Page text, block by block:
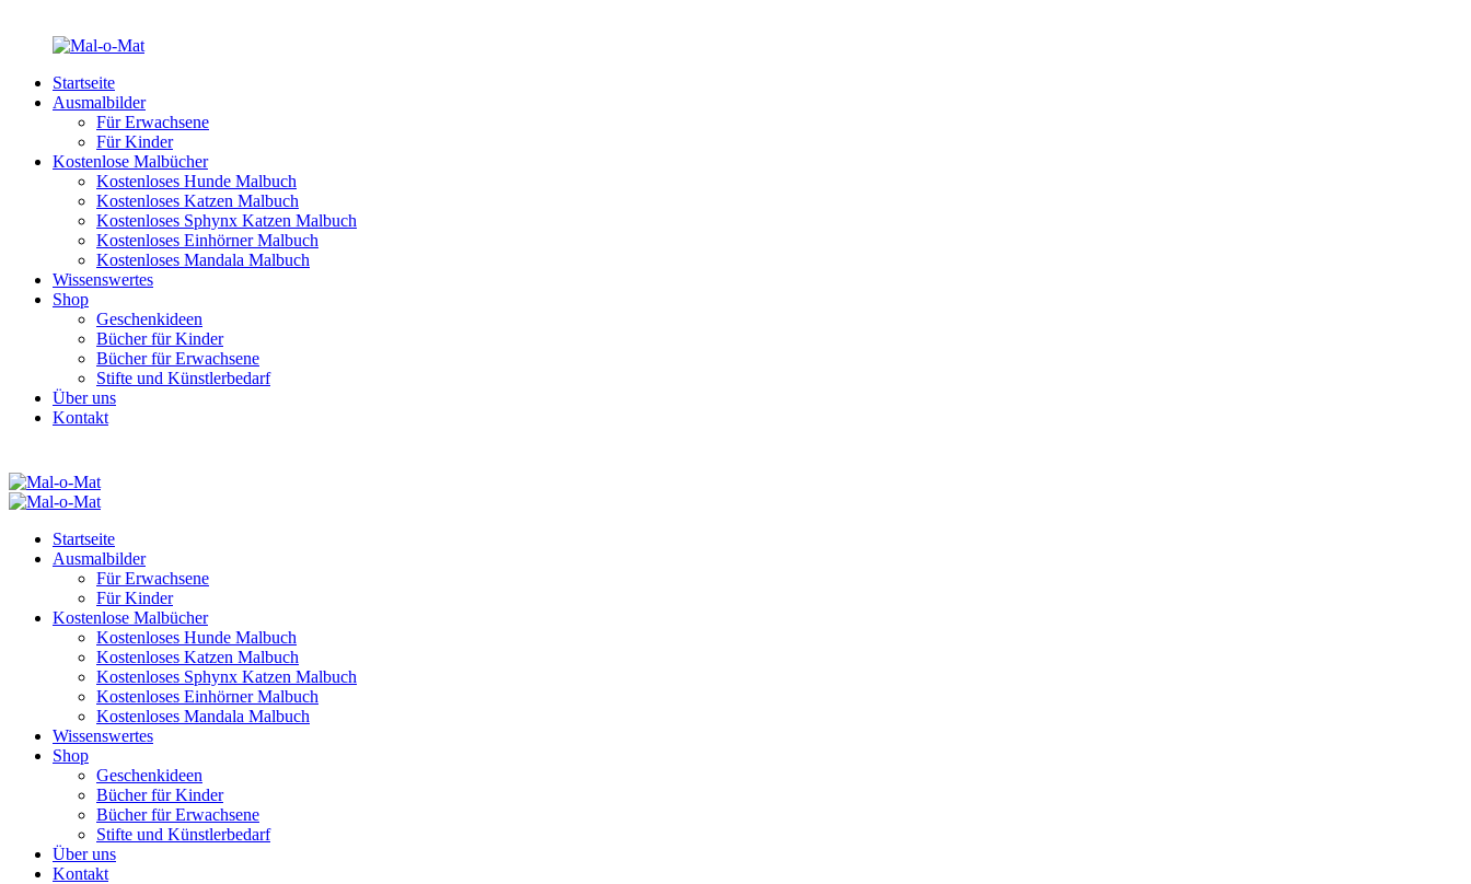
Startseite
Ausmalbilder
Für Erwachsene
Für Kinder
Kostenlose Malbücher
Kostenloses Hunde Malbuch
Kostenloses Katzen Malbuch
Kostenloses Sphynx Katzen Malbuch
Kostenloses Einhörner Malbuch
Kostenloses Mandala Malbuch
Wissenswertes
Shop
Geschenkideen
Bücher für Kinder
Bücher für Erwachsene
Stifte und Künstlerbedarf
Über uns
Kontakt
Startseite
Ausmalbilder
Für Erwachsene
Für Kinder
Kostenlose Malbücher
Kostenloses Hunde Malbuch
Kostenloses Katzen Malbuch
Kostenloses Sphynx Katzen Malbuch
Kostenloses Einhörner Malbuch
Kostenloses Mandala Malbuch
Wissenswertes
Shop
Geschenkideen
Bücher für Kinder
Bücher für Erwachsene
Stifte und Künstlerbedarf
Über uns
Kontakt